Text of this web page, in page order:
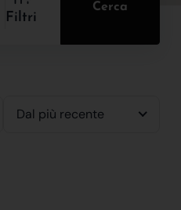
Filtri
Cerca
Dal più recente